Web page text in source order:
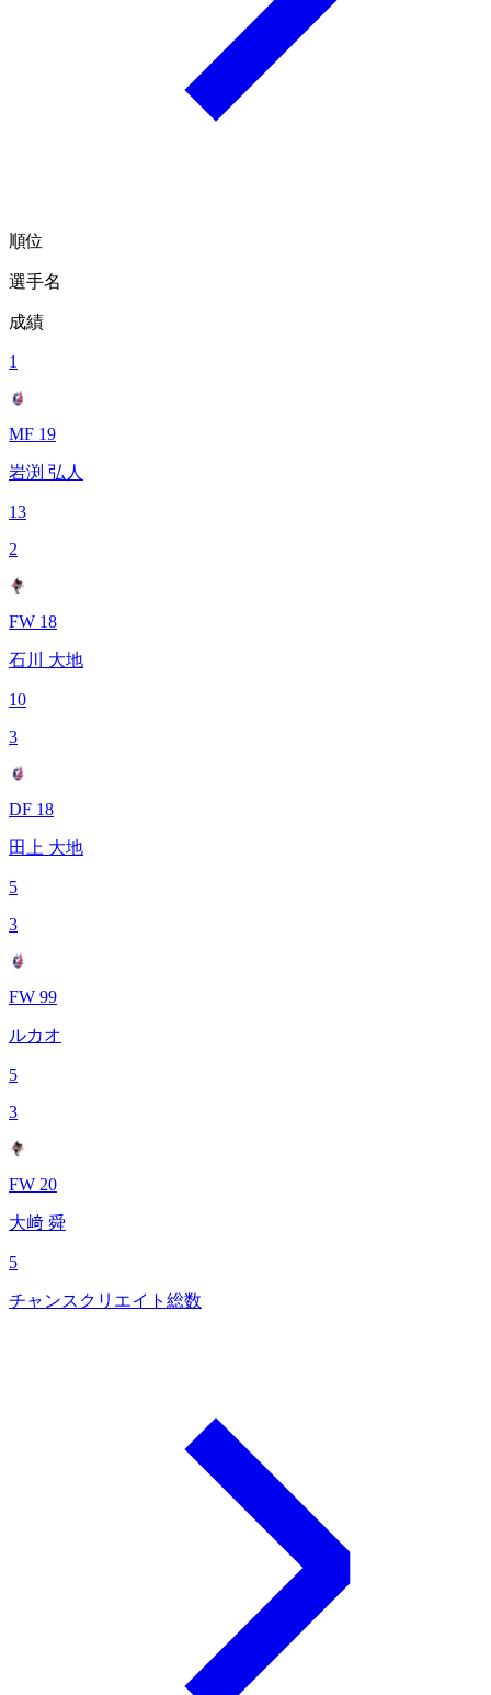
順位
選手名
成績
1
MF 19
岩渕 弘人
13
2
FW 18
石川 大地
10
3
DF 18
田上 大地
5
3
FW 99
ルカオ
5
3
FW 20
大﨑 舜
5
チャンスクリエイト総数